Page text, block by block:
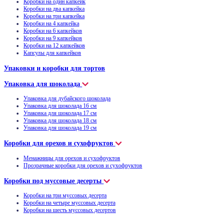
Коробки на один капкейк
Коробки на два капкейка
Коробки на три капкейка
Коробки на 4 капкейка
Коробки на 6 капкейков
Коробки на 9 капкейков
Коробки на 12 капкейков
Капсулы для капкейков
Упаковки и коробки для тортов
Упаковка для шоколада
Упаковка для дубайского шоколада
Упаковка для шоколада 16 см
Упаковка для шоколада 17 см
Упаковка для шоколада 18 см
Упаковка для шоколада 19 см
Коробки для орехов и сухофруктов
Менажницы для орехов и сухофруктов
Прозрачные коробки для орехов и сухофруктов
Коробки под муссовые десерты
Коробки на три муссовых десерта
Коробки на четыре муссовых десерта
Коробки на шесть муссовых десертов